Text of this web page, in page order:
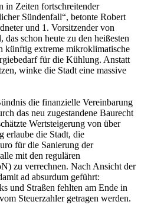
in Zeiten fortschreitender
Sündenfall“, betonte Robert
und 1. Vorsitzender von
schon heute zu den heißesten
künftig extreme mikroklimatische
für die Kühlung. Anstatt
winke die Stadt eine massive
die finanzielle Vereinbarung
das neu zugestandene Baurecht
Wertsteigerung von über
erlaube die Stadt, die
für die Sanierung der
mit den regulären
zu verrechnen. Nach Ansicht der
ad absurdum geführt:
und Straßen fehlten am Ende in
Steuerzahler getragen werden.